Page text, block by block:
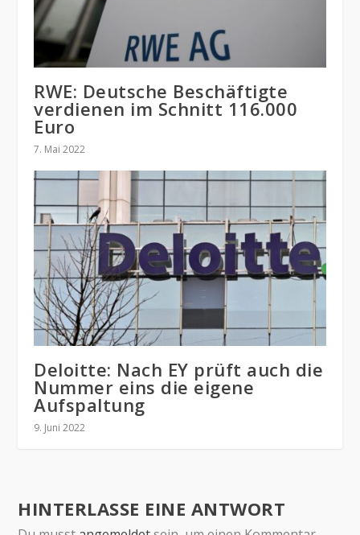
RWE: Deutsche Beschäftigte
verdienen im Schnitt 116.000
Euro
7. Mai 2022
Deloitte: Nach EY prüft auch die
Nummer eins die eigene
Aufspaltung
9. Juni 2022
HINTERLASSE EINE ANTWORT